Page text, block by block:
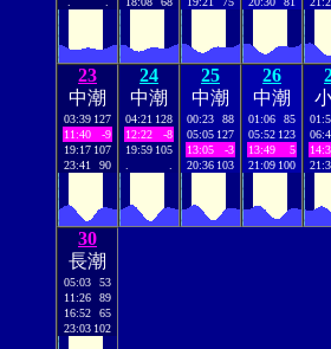
23
中潮
03:39 127
11:40
-9
19:17 107
23:41
90
24
中潮
04:21 128
12:22
-8
19:59 105
25
中潮
00:23
88
05:05 127
13:05
-3
20:36 103
26
中潮
01:06
85
05:52 123
13:49
5
21:09 100
30
長潮
05:03
53
11:26
89
16:52
65
23:03 102